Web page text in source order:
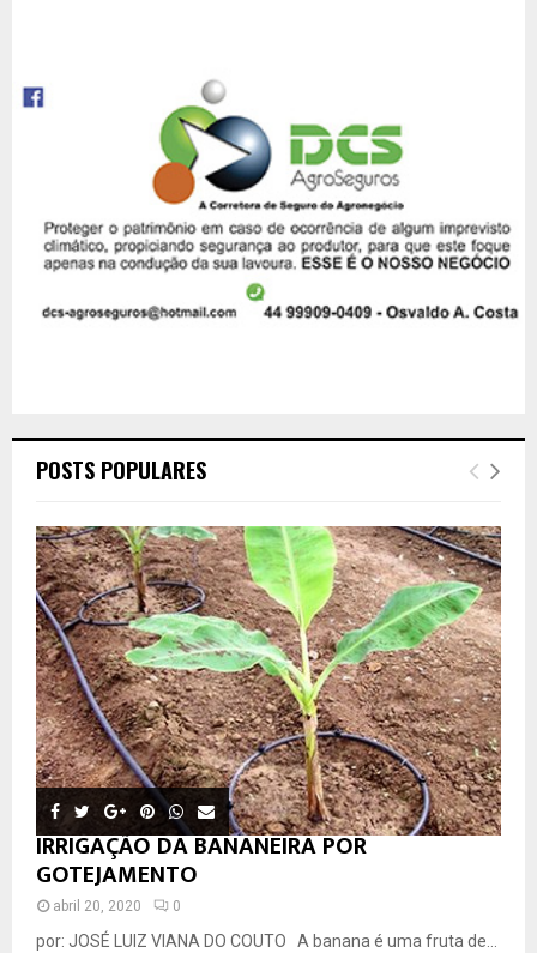
POSTS POPULARES
IRRIGAÇÃO DA BANANEIRA POR
GOTEJAMENTO
abril 20, 2020 0
por: JOSÉ LUIZ VIANA DO COUTO A banana é uma fruta de...